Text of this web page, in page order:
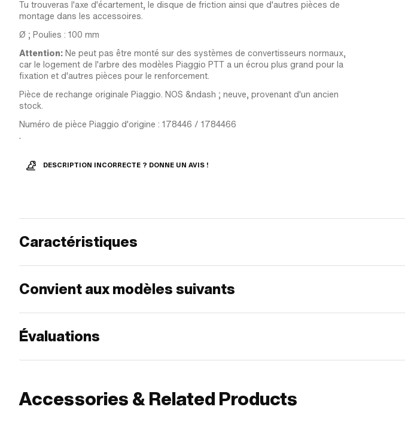
Tu trouveras l'axe d'écartement, le disque de friction ainsi que d'autres pièces de
montage dans les accessoires.
Ø ; Poulies : 100 mm
Attention: Ne peut pas être monté sur des systèmes de convertisseurs normaux,
car le logement de l'arbre des modèles Piaggio PTT a un écrou plus grand pour la
fixation et d'autres pièces pour le renforcement.
Pièce de rechange originale Piaggio. NOS &ndash ; neuve, provenant d'un ancien
stock.
Numéro de pièce Piaggio d'origine : 178446 / 1784466
.
DESCRIPTION INCORRECTE ? DONNE UN AVIS !
Caractéristiques
Convient aux modèles suivants
Évaluations
Accessories & Related Products